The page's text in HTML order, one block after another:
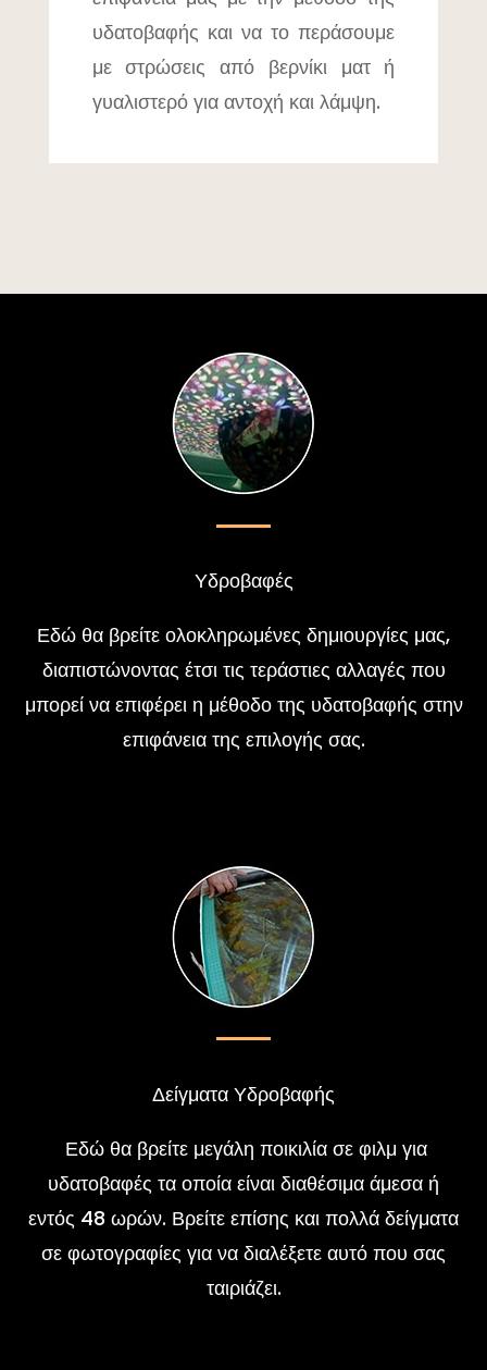
υδατοβαφής και να το περάσουμε
με στρώσεις από βερνίκι ματ ή
γυαλιστερό για αντοχή και λάμψη.
Υδροβαφές
Εδώ θα βρείτε ολοκληρωμένες δημιουργίες μας,
διαπιστώνοντας έτσι τις τεράστιες αλλαγές που
μπορεί να επιφέρει η μέθοδο της υδατοβαφής στην
επιφάνεια της επιλογής σας.
Δείγματα Υδροβαφής
Εδώ θα βρείτε μεγάλη ποικιλία σε φιλμ για
υδατοβαφές τα οποία είναι διαθέσιμα άμεσα ή
εντός 48 ωρών. Βρείτε επίσης και πολλά δείγματα
σε φωτογραφίες για να διαλέξετε αυτό που σας
ταιριάζει.